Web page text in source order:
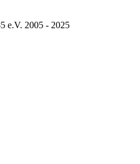
e.V. 2005 - 2025